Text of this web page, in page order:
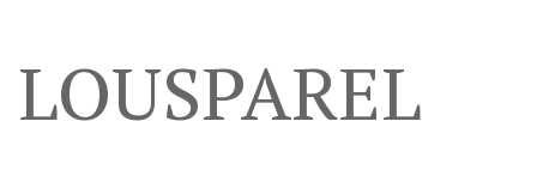
LOUSPAREL